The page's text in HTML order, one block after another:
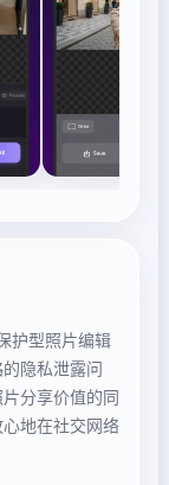
护型照片编辑
隐私泄露问
分享价值的同
地在社交网络